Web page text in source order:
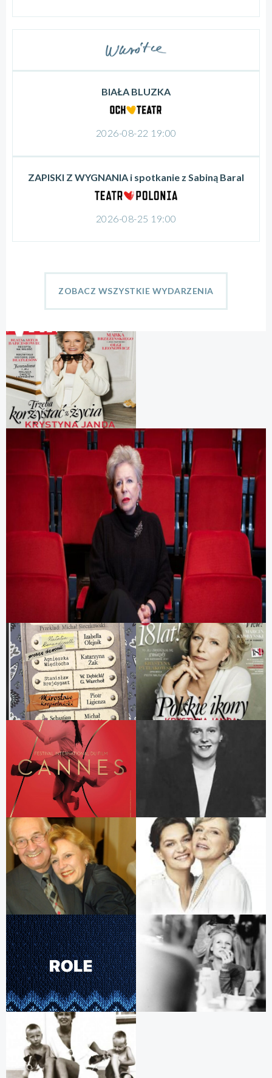
BIAŁA BLUZKA
2026-08-22 19:00
ZAPISKI Z WYGNANIA i spotkanie z Sabiną Baral
2026-08-25 19:00
ZOBACZ WSZYSTKIE WYDARZENIA